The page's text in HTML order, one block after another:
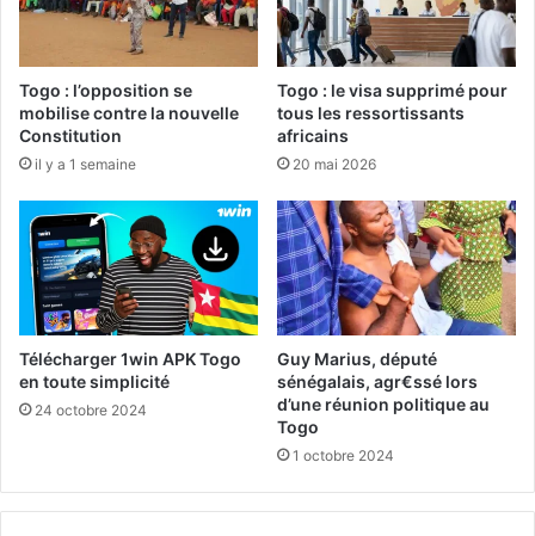
Togo : l’opposition se
mobilise contre la nouvelle
Constitution
il y a 1 semaine
Togo : le visa supprimé pour
tous les ressortissants
africains
20 mai 2026
Télécharger 1win APK Togo
en toute simplicité
24 octobre 2024
Guy Marius, député
sénégalais, agr€ssé lors
d’une réunion politique au
Togo
1 octobre 2024